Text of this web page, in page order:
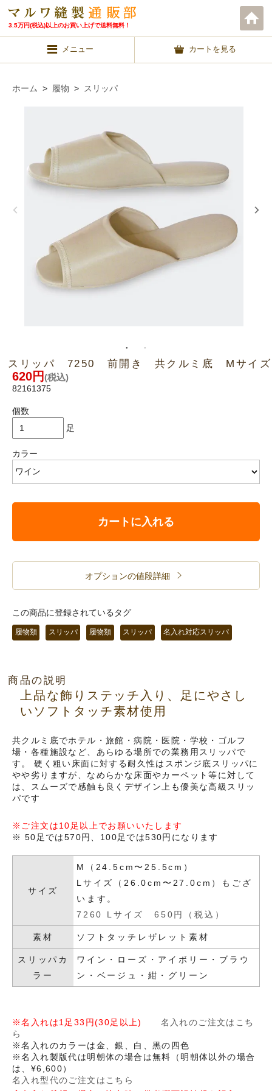
3.5万円(税込)以上のお買い上げで送料無料！
メニュー カートを見る
ホーム > 履物 > スリッパ
スリッパ 7250 前開き 共クルミ底 Mサイズ
620円(税込)
82161375
個数
足
カラー
カートに入れる
オプションの値段詳細
この商品に登録されているタグ
履物類 スリッパ 履物類 スリッパ 名入れ対応スリッパ
商品の説明
上品な飾りステッチ入り、足にやさし
いソフトタッチ素材使用
共クルミ底でホテル・旅館・病院・医院・学校・ゴルフ
場・各種施設など、あらゆる場所での業務用スリッパで
す。 硬く粗い床面に対する耐久性はスポンジ底スリッパに
やや劣りますが、なめらかな床面やカーペット等に対して
は、スムーズで感触も良くデザイン上も優美な高級スリッ
パです
※ご注文は10足以上でお願いいたします
※ 50足では570円、100足では530円になります
サイズ
M（24.5cm〜25.5cm）
Lサイズ（26.0cm〜27.0cm）もござ
います。
7260 Lサイズ 650円（税込）
素材 ソフトタッチレザレット素材
スリッパカ
ラー
ワイン・ローズ・アイボリー・ブラウ
ン・ベージュ・紺・グリーン
※名入れは1足33円(30足以上)
名入れのご注文はこち
ら
※名入れのカラーは金、銀、白、黒の四色
※名入れ製版代は明朝体の場合は無料（明朝体以外の場合
は、¥6,600）
名入れ型代のご注文はこちら